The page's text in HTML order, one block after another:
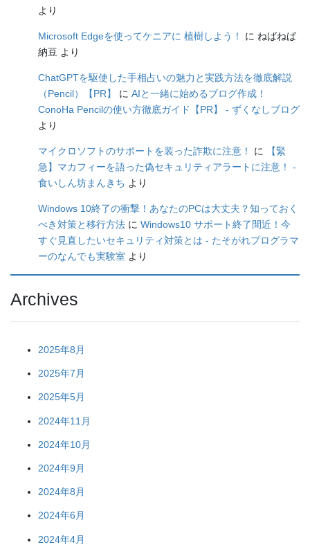
より
Microsoft Edgeを使ってケニアに 植樹しよう！ に ねばねば
納豆 より
ChatGPTを駆使した手相占いの魅力と実践方法を徹底解説
（Pencil）【PR】
に AIと一緒に始めるブログ作成！
ConoHa Pencilの使い方徹底ガイド【PR】 - ずくなしブログ
より
マイクロソフトのサポートを装った詐欺に注意！ に
【緊
急】マカフィーを語った偽セキュリティアラートに注意！ -
食いしん坊まんきち より
Windows 10終了の衝撃！あなたのPCは大丈夫？知っておく
べき対策と移行方法 に Windows10 サポート終了間近！今
すぐ見直したいセキュリティ対策とは - たそがれプログラマ
ーのなんでも実験室 より
Archives
2025年8月
2025年7月
2025年5月
2024年11月
2024年10月
2024年9月
2024年8月
2024年6月
2024年4月